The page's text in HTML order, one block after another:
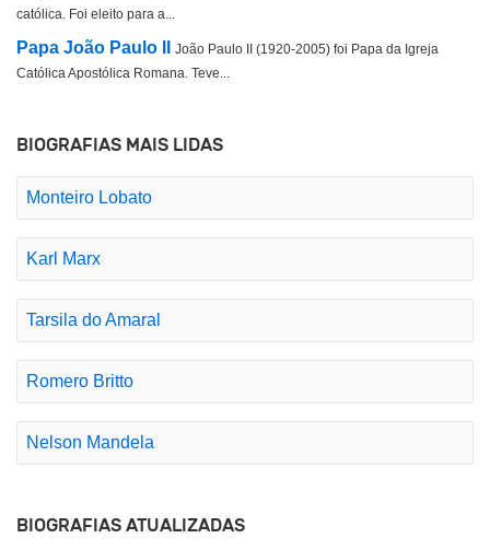
católica. Foi eleito para a...
Papa João Paulo II
João Paulo II (1920-2005) foi Papa da Igreja
Católica Apostólica Romana. Teve...
BIOGRAFIAS MAIS LIDAS
Monteiro Lobato
Karl Marx
Tarsila do Amaral
Romero Britto
Nelson Mandela
BIOGRAFIAS ATUALIZADAS